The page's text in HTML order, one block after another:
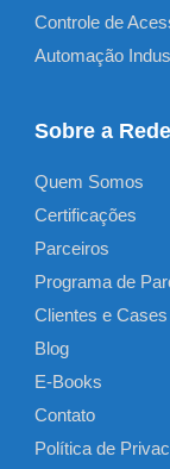
Controle de
Automação
Sobre a
Quem Somos
Certificações
Parceiros
Programa de
Clientes e Cases
Blog
E-Books
Contato
Política de